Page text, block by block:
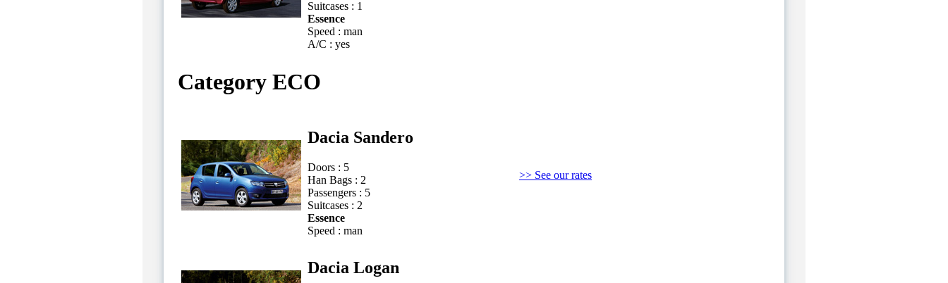
Suitcases : 1
Essence
Speed : man
A/C : yes
Category ECO
Dacia Sandero
Doors : 5
Han Bags : 2
Passengers : 5
Suitcases : 2
Essence
Speed : man
>> See our rates
Dacia Logan